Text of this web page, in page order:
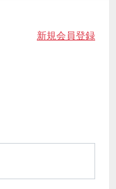
新規会員登録